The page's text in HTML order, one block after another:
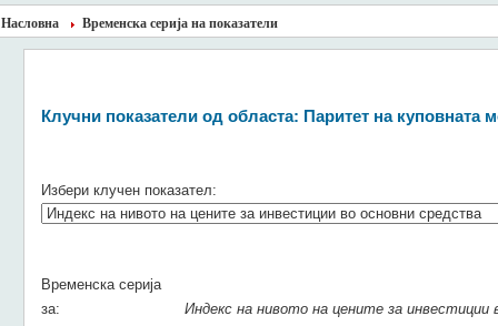
Насловна Временска серија на показатели
Клучни показатели од областа: Паритет на куповната
Избери клучен показател:
Временска серија
за:
Индекс на нивото на цените за инвестиции